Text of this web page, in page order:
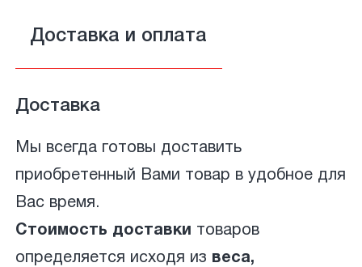
Доставка и оплата
Доставка
Мы всегда готовы доставить
приобретенный Вами товар в удобное для
Вас время.
Стоимость доставки товаров
определяется исходя из веса,